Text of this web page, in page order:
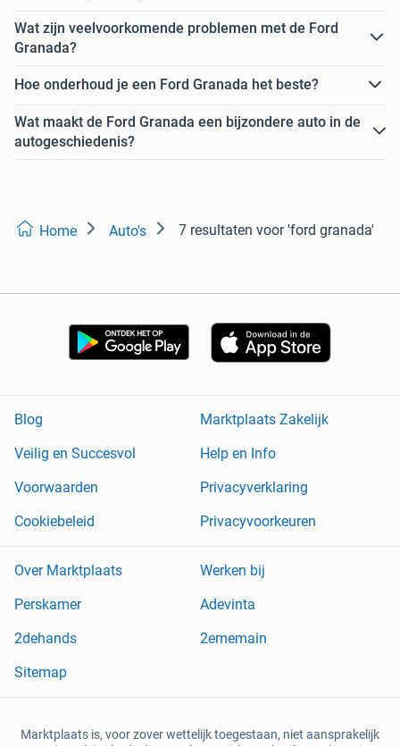
Wat zijn veelvoorkomende problemen met de Ford
Granada?
Hoe onderhoud je een Ford Granada het beste?
Wat maakt de Ford Granada een bijzondere auto in de
autogeschiedenis?
Home Auto's 7 resultaten voor 'ford granada'
Blog
Marktplaats Zakelijk
Veilig en Succesvol
Help en Info
Voorwaarden
Privacyverklaring
Cookiebeleid
Privacyvoorkeuren
Over Marktplaats
Werken bij
Perskamer
Adevinta
2dehands
2ememain
Sitemap
Marktplaats is, voor zover wettelijk toegestaan, niet aansprakelijk